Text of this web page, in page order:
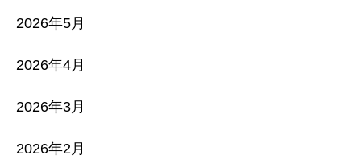
2026年5月
2026年4月
2026年3月
2026年2月